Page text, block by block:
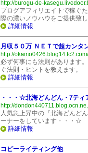
http://burogu-de-
ブログアフィリエイトで稼ぐ
際の濃いノウハウをご提供致し
詳細情報
月収５０万 ＮＥＴで超カンタ
http://okamo0426.blog14.fc2.com/
必ず何事にも法則があります
ぐ法則・ヒントを教えます。
詳細情報
・・・☆北海どんどん・7テ
http://
人気急上昇中の『北海どんど
ーナーをしています・・・☆
詳細情報
コピーライティング他